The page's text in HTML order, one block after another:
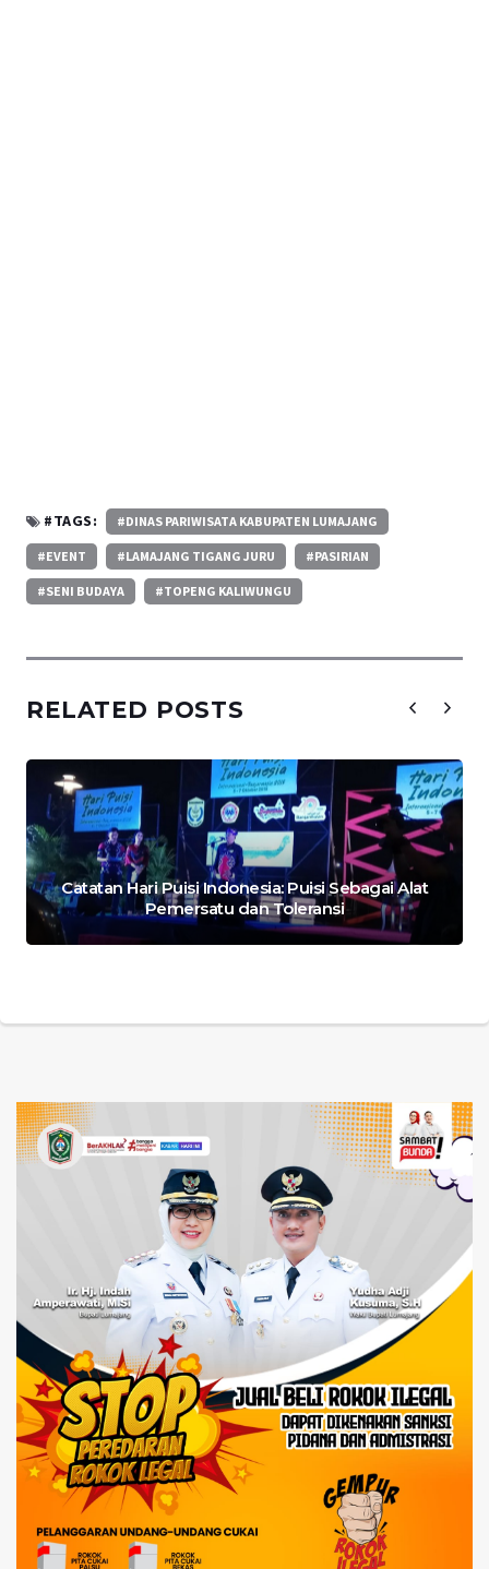
#TAGS: #DINAS PARIWISATA KABUPATEN LUMAJANG
#EVENT #LAMAJANG TIGANG JURU #PASIRIAN
#SENI BUDAYA #TOPENG KALIWUNGU
RELATED POSTS
Catatan Hari Puisi Indonesia: Puisi Sebagai Alat
Pemersatu dan Toleransi